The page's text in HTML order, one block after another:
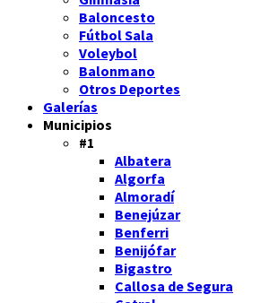
Baloncesto
Fútbol Sala
Voleybol
Balonmano
Otros Deportes
Galerías
Municipios
#1
Albatera
Algorfa
Almoradí
Benejúzar
Benferri
Benijófar
Bigastro
Callosa de Segura